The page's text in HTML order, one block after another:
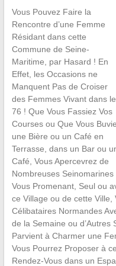
Vous Pouvez Faire la
Rencontre d’une Femme
Résidant dans cette
Commune de Seine-
Maritime, par Hasard ! En
Effet, les Occasions ne
Manquent Pas de Croiser
des Femmes Vivant dans le
76 ! Que Vous Fassiez Vos
Courses ou Que Vous
une Bière ou un Café en
Terrasse, dans un Bar ou
Café, Vous Apercevrez de
Nombreuses Seinomarines
Vous Promenant, Seul ou
ce Village ou de cette Ville,
Célibataires Normandes
de la Semaine ou d’Autres
Parvient à Charmer une
Vous Pourrez Proposer à
Rendez-Vous dans un